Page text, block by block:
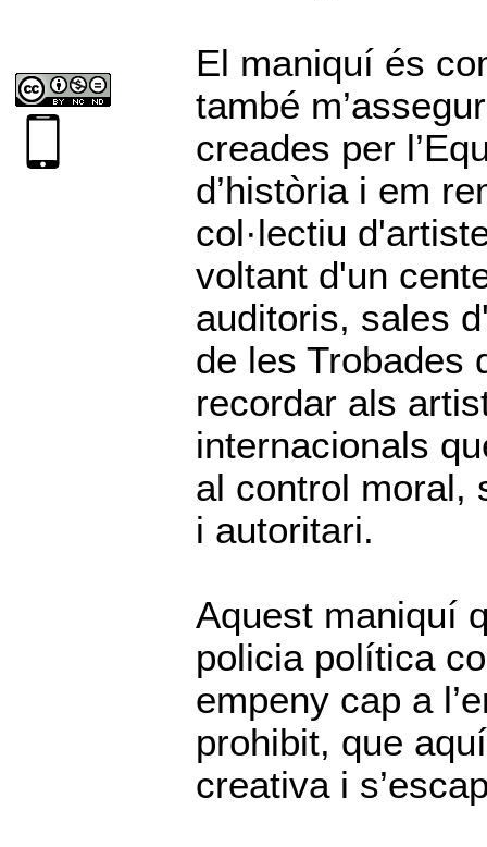
El maniquí és
també
creades per
d’història i em
col·lectiu
voltant d'un
auditoris, sales
de les Trobades
recordar als
internacionals
al control moral,
i autoritari.
Aquest maniquí
policia política
empeny cap a
prohibit, que
creativa i